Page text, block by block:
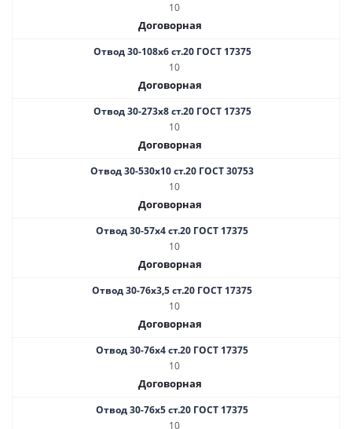
10
Договорная
Отвод 30-108х6 ст.20 ГОСТ 17375
10
Договорная
Отвод 30-273х8 ст.20 ГОСТ 17375
10
Договорная
Отвод 30-530х10 ст.20 ГОСТ 30753
10
Договорная
Отвод 30-57х4 ст.20 ГОСТ 17375
10
Договорная
Отвод 30-76х3,5 ст.20 ГОСТ 17375
10
Договорная
Отвод 30-76х4 ст.20 ГОСТ 17375
10
Договорная
Отвод 30-76х5 ст.20 ГОСТ 17375
10